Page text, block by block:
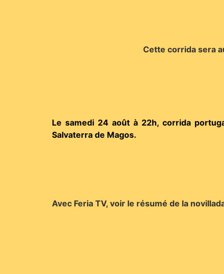
Cette corrida sera
Le samedi 24 août à 22h, corrida
Salvaterra de Magos.
Avec Feria TV, voir le résumé de la